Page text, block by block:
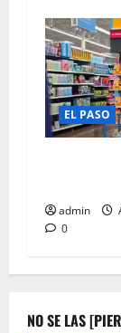
EL PASO
admin
0
NO SE LAS